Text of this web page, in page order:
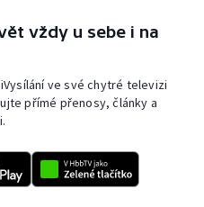
vždy u sebe i na
ve své chytré televizi
přímé přenosy, články a